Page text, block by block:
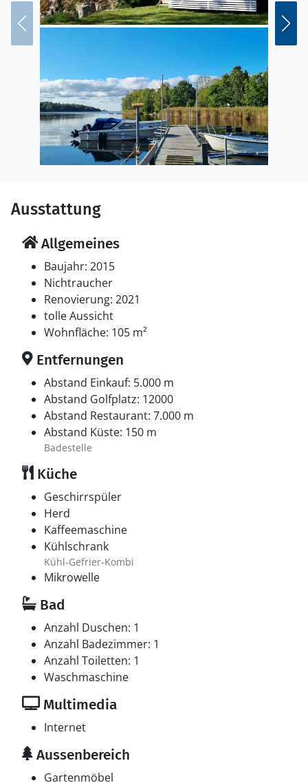
Ausstattung
Allgemeines
Baujahr: 2015
Nichtraucher
Renovierung: 2021
tolle Aussicht
Wohnfläche: 105 m²
Entfernungen
Abstand Einkauf: 5.000 m
Abstand Golfplatz: 12000
Abstand Restaurant: 7.000 m
Abstand Küste: 150 m
Badestelle
Küche
Geschirrspüler
Herd
Kaffeemaschine
Kühlschrank
Kühl-Gefrier-Kombi
Mikrowelle
Bad
Anzahl Duschen: 1
Anzahl Badezimmer: 1
Anzahl Toiletten: 1
Waschmaschine
Multimedia
Internet
Aussenbereich
Gartenmöbel